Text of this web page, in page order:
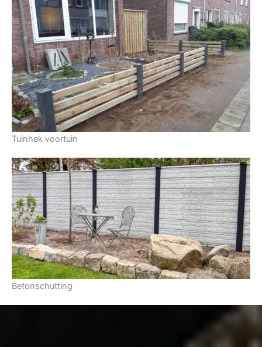
Tuinhek voortuin
Betonschutting